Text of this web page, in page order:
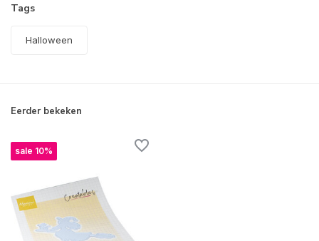
Tags
Halloween
Eerder bekeken
sale 10%